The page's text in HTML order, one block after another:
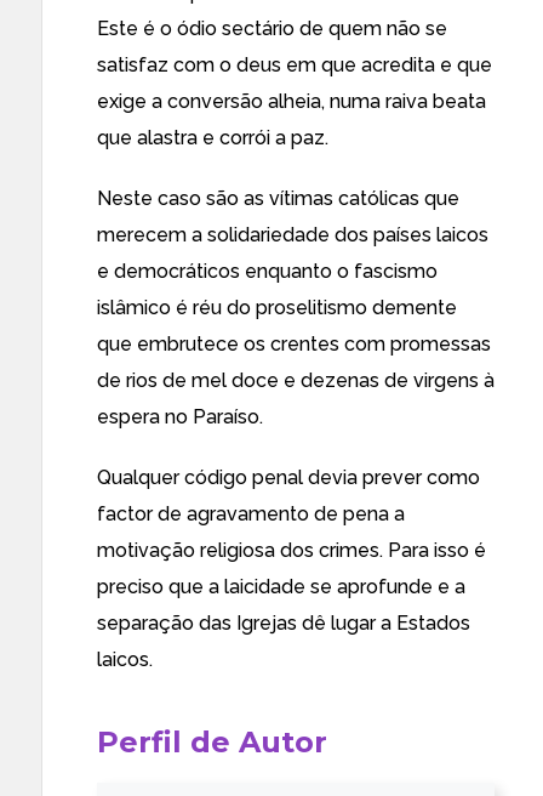
Este é o ódio sectário de quem não se
satisfaz com o deus em que acredita e que
exige a conversão alheia, numa raiva beata
que alastra e corrói a paz.
Neste caso são as vítimas católicas que
merecem a solidariedade dos países laicos
e democráticos enquanto o fascismo
islâmico é réu do proselitismo demente
que embrutece os crentes com promessas
de rios de mel doce e dezenas de virgens à
espera no Paraíso.
Qualquer código penal devia prever como
factor de agravamento de pena a
motivação religiosa dos crimes. Para isso é
preciso que a laicidade se aprofunde e a
separação das Igrejas dê lugar a Estados
laicos.
Perfil de Autor